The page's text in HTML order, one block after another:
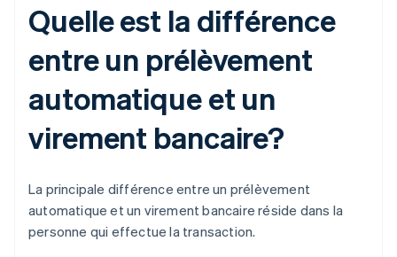
Quelle est la différence
entre un prélèvement
automatique et un
virement bancaire?
La principale différence entre un prélèvement
automatique et un virement bancaire réside dans la
personne qui effectue la transaction.